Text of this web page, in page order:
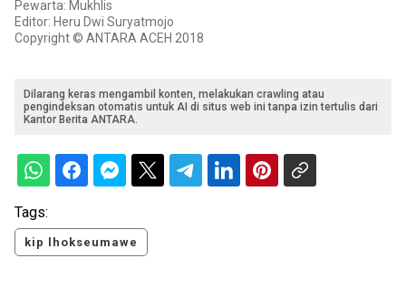
Pewarta: Mukhlis
Editor: Heru Dwi Suryatmojo
Copyright © ANTARA ACEH 2018
Dilarang keras mengambil konten, melakukan crawling atau
pengindeksan otomatis untuk AI di situs web ini tanpa izin tertulis dari
Kantor Berita ANTARA.
Tags:
kip lhokseumawe